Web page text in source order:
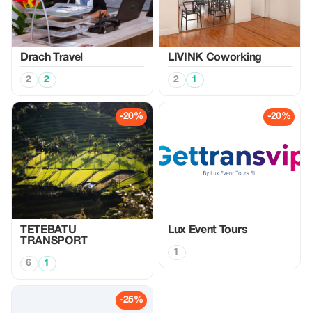
Drach Travel
2 2
LIVINK Coworking
2 1
-20%
TETEBATU
TRANSPORT
6 1
-20%
Lux Event Tours
1
-25%